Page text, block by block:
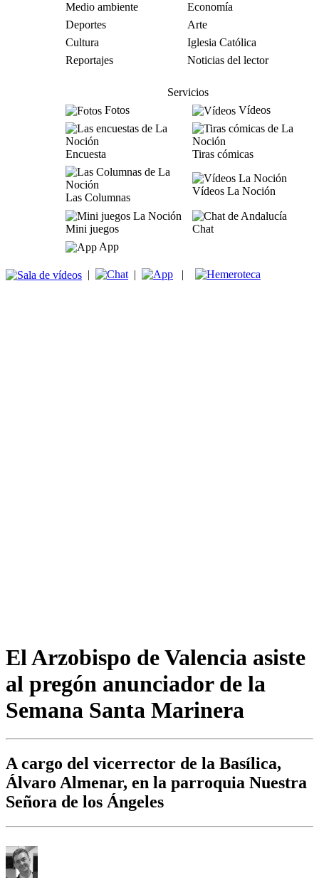
Medio ambiente
Economía
Deportes
Arte
Cultura
Iglesia Católica
Reportajes
Noticias del lector
Servicios
Fotos
Vídeos
Encuesta Tiras cómicas
Las Columnas
Vídeos La Noción
Mini juegos
Chat
App
| | |
El Arzobispo de Valencia asiste
al pregón anunciador de la
Semana Santa Marinera
A cargo del vicerrector de la Basílica,
Álvaro Almenar, en la parroquia Nuestra
Señora de los Ángeles